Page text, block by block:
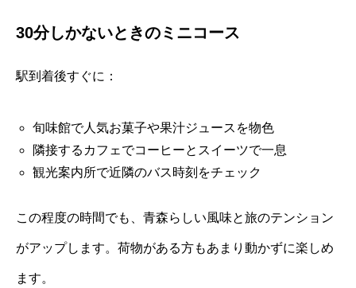
30分しかないときのミニコース
駅到着後すぐに：
旬味館で人気お菓子や果汁ジュースを物色
隣接するカフェでコーヒーとスイーツで一息
観光案内所で近隣のバス時刻をチェック
この程度の時間でも、青森らしい風味と旅のテンション
がアップします。荷物がある方もあまり動かずに楽しめ
ます。